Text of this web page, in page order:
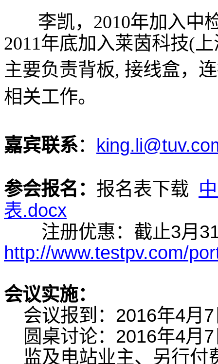
李凯，2010年加入中
2011年底加入莱茵科技(
主要负责背板, 接线盒，
相关工作。
嘉宾联系：
参会报名： 报名表下载
表.docx
注册优惠：截止3月31
http://www.testpv.com/
会议实施：
会议报到：2016年4月
圆桌讨论：2016年4月
监及电站业主、另行付